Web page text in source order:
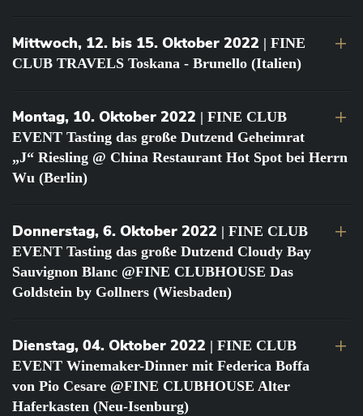
Mittwoch, 12. bis 15. Oktober 2022 | FINE
CLUB TRAVELS Toskana - Brunello (Italien)
Montag, 10. Oktober 2022 | FINE CLUB
EVENT Tasting das große Dutzend Geheimrat
„J“ Riesling @ China Restaurant Hot Spot bei Herrn
Wu (Berlin)
Donnerstag, 6. Oktober 2022 | FINE CLUB
EVENT Tasting das große Dutzend Cloudy Bay
Sauvignon Blanc @FINE CLUBHOUSE Das
Goldstein by Gollners (Wiesbaden)
Dienstag, 04. Oktober 2022 | FINE CLUB
EVENT Winemaker-Dinner mit Federica Boffa
von Pio Cesare @FINE CLUBHOUSE Alter
Haferkasten (Neu-Isenburg)